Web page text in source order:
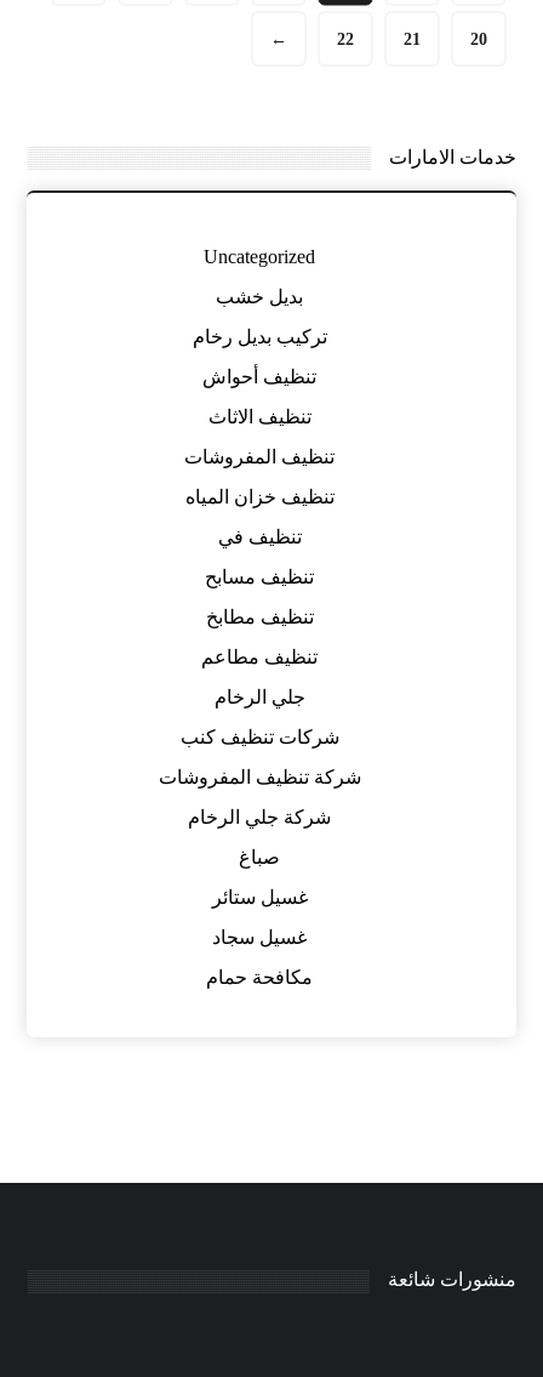
20
21
22
←
خدمات الامارات
Uncategorized
بديل خشب
تركيب بديل رخام
تنظيف أحواش
تنظيف الاثاث
تنظيف المفروشات
تنظيف خزان المياه
تنظيف في
تنظيف مسابح
تنظيف مطابخ
تنظيف مطاعم
جلي الرخام
شركات تنظيف كنب
شركة تنظيف المفروشات
شركة جلي الرخام
صباغ
غسيل ستائر
غسيل سجاد
مكافحة حمام
منشورات شائعة